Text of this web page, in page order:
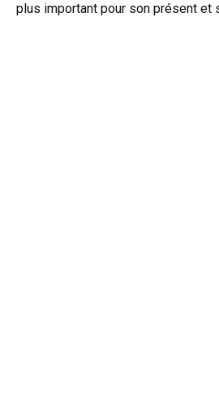
plus important pour son présent et